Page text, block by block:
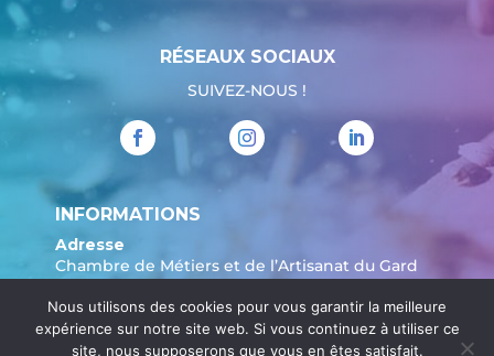
RÉSEAUX SOCIAUX
SUIVEZ-NOUS !
INFORMATIONS
Adresse
Chambre de Métiers et de l’Artisanat du Gard
904 Avenue Marechal Juin
30908 Nîmes
Tél. :04 66 62 80 00
Nous utilisons des cookies pour vous garantir la meilleure
expérience sur notre site web. Si vous continuez à utiliser ce
site, nous supposerons que vous en êtes satisfait.